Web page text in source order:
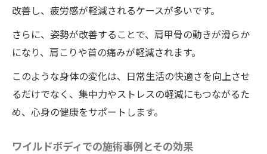
改善し、疲労感が軽減されるケースが多いです。
さらに、姿勢が改善することで、肩甲骨の動きが滑らか
になり、肩こりや首の痛みが軽減されます。
このような身体の変化は、日常生活の快適さを向上させ
るだけでなく、集中力やストレスの軽減にもつながるた
め、心身の健康をサポートします。
ワイルドボディでの施術事例とその効果